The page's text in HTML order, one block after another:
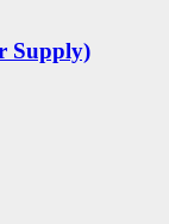
Supply)